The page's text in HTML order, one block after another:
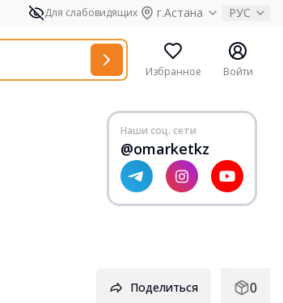
Для слабовидящих г.Астана РУС
Избранное Войти
Наши соц. сети
@omarketkz
Поделиться 0